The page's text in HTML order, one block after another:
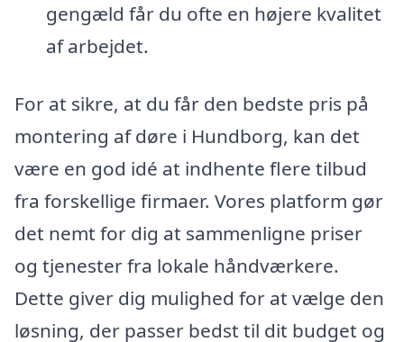
gengæld får du ofte en højere kvalitet
af arbejdet.
For at sikre, at du får den bedste pris på
montering af døre i Hundborg, kan det
være en god idé at indhente flere tilbud
fra forskellige firmaer. Vores platform gør
det nemt for dig at sammenligne priser
og tjenester fra lokale håndværkere.
Dette giver dig mulighed for at vælge den
løsning, der passer bedst til dit budget og